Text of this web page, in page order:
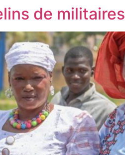
de militaires